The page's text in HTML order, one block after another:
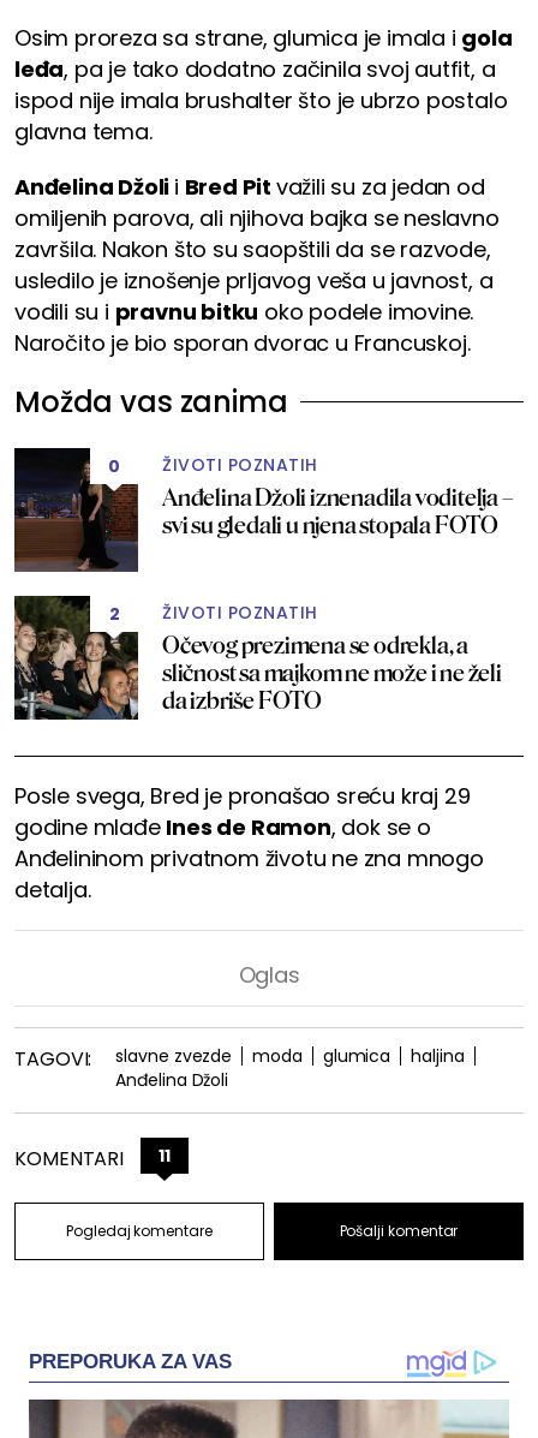
Osim proreza sa strane, glumica je imala i gola
leđa, pa je tako dodatno začinila svoj autfit, a
ispod nije imala brushalter što je ubrzo postalo
glavna tema.
Anđelina Džoli i Bred Pit važili su za jedan od
omiljenih parova, ali njihova bajka se neslavno
završila. Nakon što su saopštili da se razvode,
usledilo je iznošenje prljavog veša u javnost, a
vodili su i pravnu bitku oko podele imovine.
Naročito je bio sporan dvorac u Francuskoj.
Možda vas zanima
0 ŽIVOTI POZNATIH
Anđelina Džoli iznenadila voditelja –
svi su gledali u njena stopala FOTO
2 ŽIVOTI POZNATIH
Očevog prezimena se odrekla, a
sličnost sa majkom ne može i ne želi
da izbriše FOTO
Posle svega, Bred je pronašao sreću kraj 29
godine mlađe Ines de Ramon, dok se o
Anđelininom privatnom životu ne zna mnogo
detalja.
TAGOVI: slavne zvezde moda glumica
haljina
Anđelina Džoli
KOMENTARI 11
Pogledaj komentare Pošalji komentar
PREPORUKA ZA VAS